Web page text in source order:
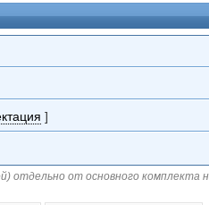
]
отдельно от основного комплекта